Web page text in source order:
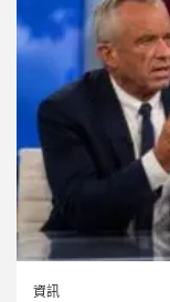
資訊